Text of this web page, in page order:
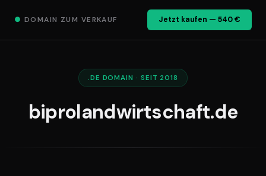
● DOMAIN ZUM VERKAUF Jetzt kaufen — 540 €
.DE DOMAIN · SEIT 2018
biprolandwirtschaft.de